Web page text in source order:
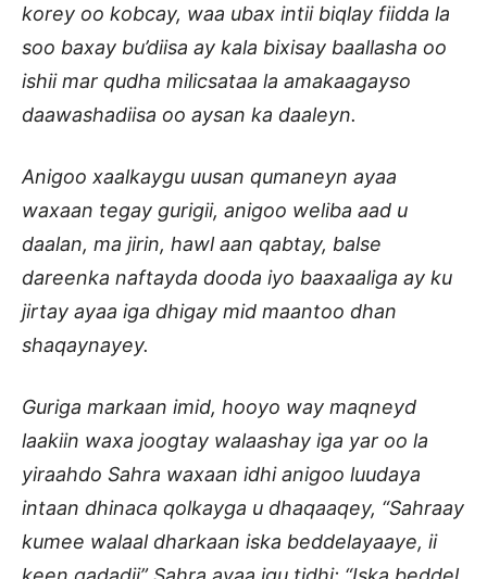
korey oo kobcay, waa ubax intii biqlay fiidda la
soo baxay bu’diisa ay kala bixisay baallasha oo
ishii mar qudha milicsataa la amakaagayso
daawashadiisa oo aysan ka daaleyn.
Anigoo xaalkaygu uusan qumaneyn ayaa
waxaan tegay gurigii, anigoo weliba aad u
daalan, ma jirin, hawl aan qabtay, balse
dareenka naftayda dooda iyo baaxaaliga ay ku
jirtay ayaa iga dhigay mid maantoo dhan
shaqaynayey.
Guriga markaan imid, hooyo way maqneyd
laakiin waxa joogtay walaashay iga yar oo la
yiraahdo Sahra waxaan idhi anigoo luudaya
intaan dhinaca qolkayga u dhaqaaqey, “Sahraay
kumee walaal dharkaan iska beddelayaaye, ii